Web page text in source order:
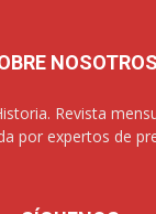
NOSOTROS
Revista
por expertos de